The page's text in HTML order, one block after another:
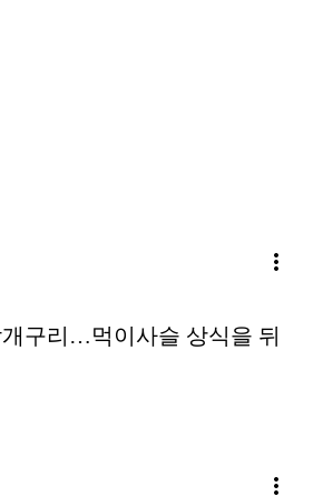
more_vert
구리…먹이사슬 상식을 뒤
more_vert